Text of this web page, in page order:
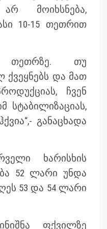
მოიხსნება,
10-15 თეთრით
თეთრზე. თუ
ქვეყნებს და მათ
ჩვენ
სტაბილიზაციას,
განაცხადა
ხარისხის
52 ლარი უნდა
53 და 54 ლარი
ფქვილზე